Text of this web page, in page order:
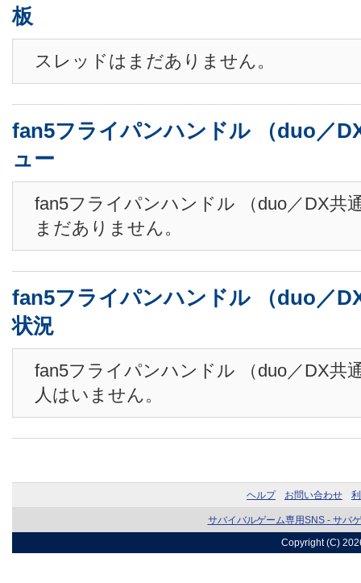
板
スレッドはまだありません。
fan5フライパンハンドル （duo／
ュー
fan5フライパンハンドル （duo／DX共
まだありません。
fan5フライパンハンドル （duo／
状況
fan5フライパンハンドル （duo／DX共
人はいません。
ヘルプ お問い合わせ
サバイバルゲーム専用SNS - サバ
Copyright (C)